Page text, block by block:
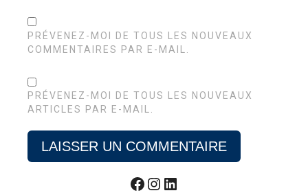
PRÉVENEZ-MOI DE TOUS LES NOUVEAUX
COMMENTAIRES PAR E-MAIL.
PRÉVENEZ-MOI DE TOUS LES NOUVEAUX
ARTICLES PAR E-MAIL.
Facebook
Instagram
LinkedIn